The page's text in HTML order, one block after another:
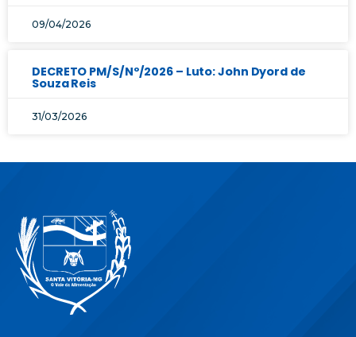
09/04/2026
DECRETO PM/S/Nº/2026 – Luto: John Dyord de
Souza Reis
31/03/2026